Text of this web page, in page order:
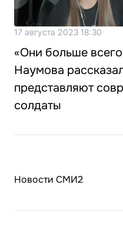
17 августа 2023 18:30
«Они больше
Наумова
представляют
солдаты
Новости СМИ2